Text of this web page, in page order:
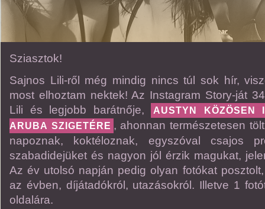
Sziasztok!
Sajnos Lili-ről még mindig nincs túl sok hír,
most elhoztam nektek! Az Instagram Story-ját
Lili és legjobb barátnője,
AUSTYN KÖZÖSEN
ARUBA SZIGETÉRE , ahonnan természetesen
napoznak, koktéloznak, egyszóval csajos
szabadidejüket és nagyon jól érzik magukat,
Az év utolsó napján pedig olyan fotókat
az évben, díjátadókról, utazásokról. Illetve 1
oldalára.